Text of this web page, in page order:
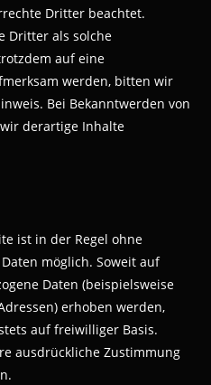
Dritter beachtet.
Dritter als solche
auf eine
werden, bitten wir
Bei Bekanntwerden von
derartige Inhalte
ist in der Regel ohne
möglich. Soweit auf
Daten (beispielsweise
erhoben werden,
auf freiwilliger Basis.
ausdrückliche Zustimmung